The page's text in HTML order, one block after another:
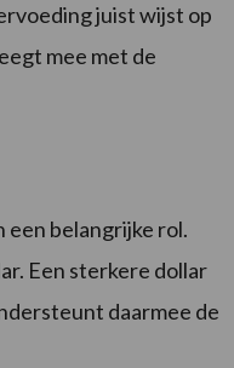
juist wijst op
mee met de
een belangrijke rol.
Een sterkere dollar
daarmee de